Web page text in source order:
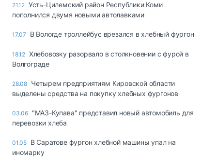
Склады и
грузовые
Коммерческий
Автосервис,
запчасти, шины
автохимия
Дзен
21.12 Усть-Цилемский район Республики Коми
пополнился двумя новыми автолавками
17.07 В Вологде троллейбус врезался в хлебный фургон
18.12 Хлебовозку разорвало в столкновении с фурой в
Волгограде
28.08 Четырем предприятиям Кировской области
выделены средства на покупку хлебных фургонов
03.06 "МАЗ-Купава" представил новый автомобиль для
перевозки хлеба
01.05 В Саратове фургон хлебной машины упал на
иномарку